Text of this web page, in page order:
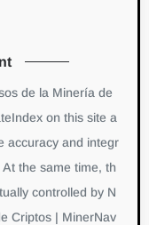
de la Minería de
on this site a
accuracy and integr
the same time, th
controlled by N
Criptos | MinerNav